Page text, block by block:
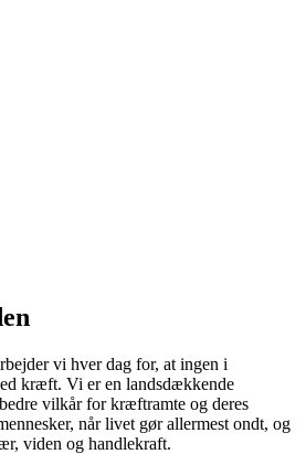
vi hver dag for, at ingen i
kræft. Vi er en landsdækkende
vilkår for kræftramte og deres
når livet gør allermest ondt, og
viden og handlekraft.